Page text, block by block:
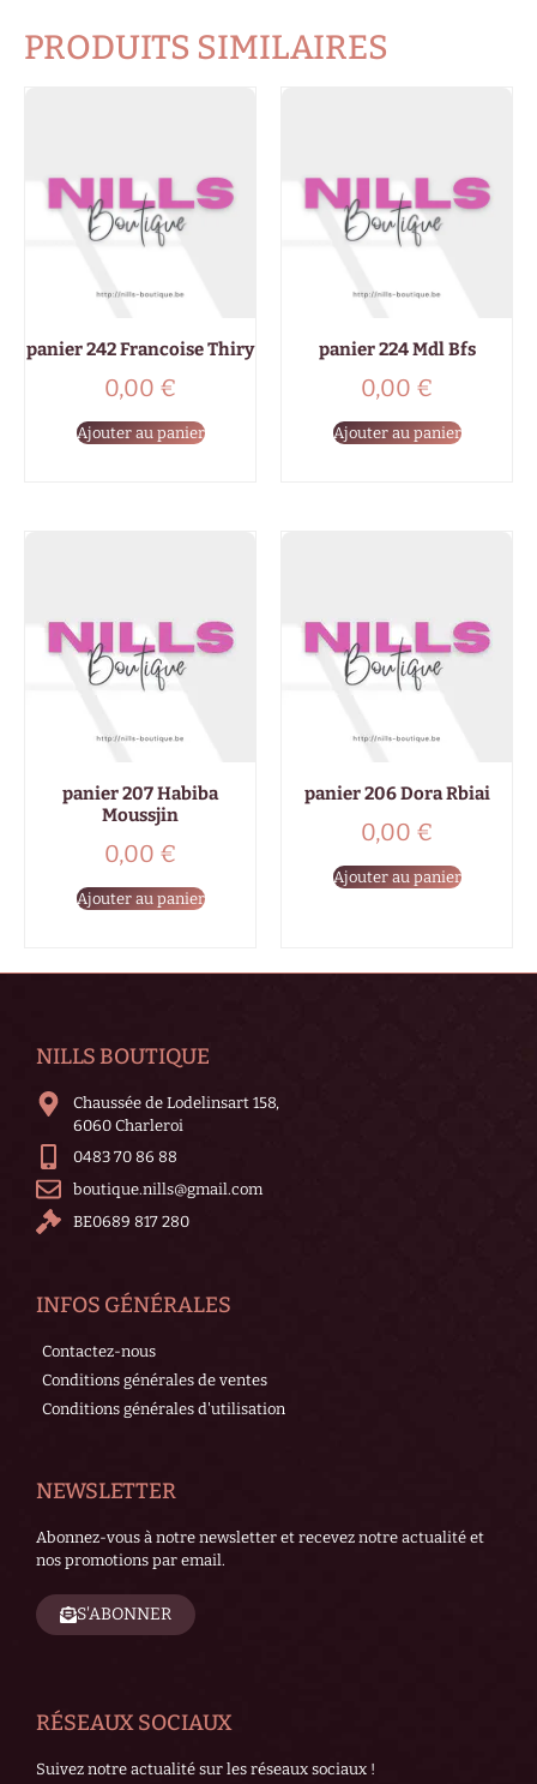
PRODUITS SIMILAIRES
panier 242 Francoise Thiry
0,00 €
Ajouter au panier
panier 224 Mdl Bfs
0,00 €
Ajouter au panier
panier 207 Habiba
Moussjin
0,00 €
Ajouter au panier
panier 206 Dora Rbiai
0,00 €
Ajouter au panier
NILLS BOUTIQUE
Chaussée de Lodelinsart 158,
6060 Charleroi
0483 70 86 88
boutique.nills@gmail.com
BE0689 817 280
INFOS GÉNÉRALES
Contactez-nous
Conditions générales de ventes
Conditions générales d'utilisation
NEWSLETTER
Abonnez-vous à notre newsletter et recevez notre actualité et
nos promotions par email.
S'ABONNER
RÉSEAUX SOCIAUX
Suivez notre actualité sur les réseaux sociaux !